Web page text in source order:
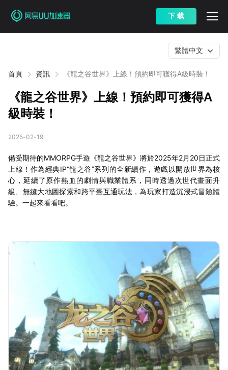
下 载
首頁 資訊 《龍之谷世界》上線！預約即可獲得A級時裝！
繁體中文
《龍之谷世界》上線！預約即可獲得A
級時裝！
2025-02-19
備受期待的MMORPG手遊《龍之谷世界》將於2025年2月20日正式
上線！作為經典IP“龍之谷”系列的全新續作，遊戲以開放世界為核
心，延續了原作熱血的劇情與職業體系，同時透過次世代畫面升
級、無縫大地圖探索和跨平臺互通玩法，為玩家打造沉浸式冒險體
驗。一起來看看吧。